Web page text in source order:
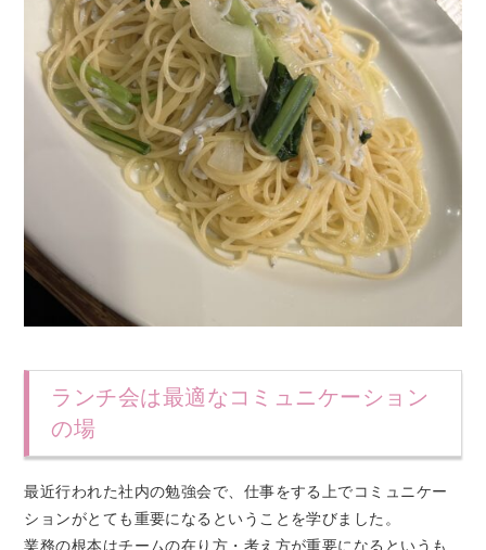
ランチ会は最適なコミュニケーション
の場
最近行われた社内の勉強会で、仕事をする上でコミュニケー
ションがとても重要になるということを学びました。
業務の根本はチームの在り方・考え方が重要になるというも